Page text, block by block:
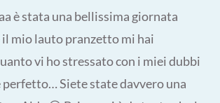
è stata una bellissima giornata
il mio lauto pranzetto mi hai
vi ho stressato con i miei dubbi
Siete state davvero una